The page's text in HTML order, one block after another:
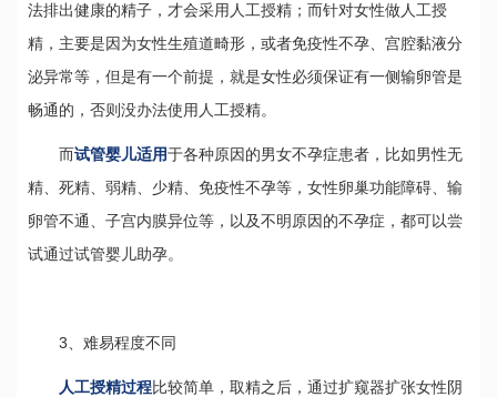
法排出健康的精子，才会采用人工授精；而针对女性做人工授
精，主要是因为女性生殖道畸形，或者免疫性不孕、宫腔黏液分
泌异常等，但是有一个前提，就是女性必须保证有一侧输卵管是
畅通的，否则没办法使用人工授精。
而试管婴儿适用于各种原因的男女不孕症患者，比如男性无
精、死精、弱精、少精、免疫性不孕等，女性卵巢功能障碍、输
卵管不通、子宫内膜异位等，以及不明原因的不孕症，都可以尝
试通过试管婴儿助孕。
3、难易程度不同
人工授精过程比较简单，取精之后，通过扩窥器扩张女性阴